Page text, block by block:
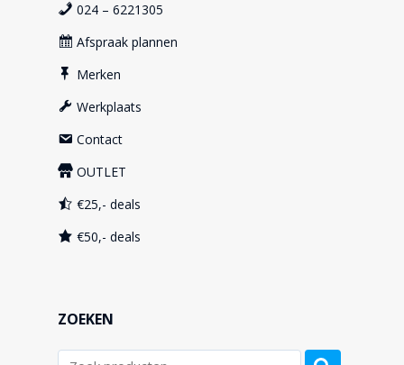
024 – 6221305
Afspraak plannen
Merken
Werkplaats
Contact
OUTLET
€25,- deals
€50,- deals
ZOEKEN